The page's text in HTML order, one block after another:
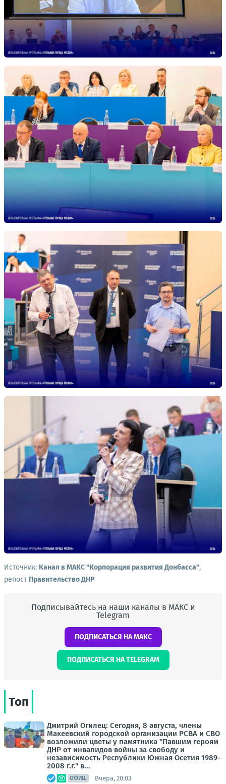
Источник: Канал в МАКС "Корпорация развития Донбасса",
репост Правительство ДНР
Подписывайтесь на наши каналы в МАКС и
Telegram
ПОДПИСАТЬСЯ НА МАКС
ПОДПИСАТЬСЯ НА TELEGRAM
Топ
Дмитрий Огилец: Сегодня, 8 августа, члены
Макеевский городской организации РСВА и СВО
возложили цветы у памятника "Павшим героям
ДНР от инвалидов войны за свободу и
независимость Республики Южная Осетия 1989-
2008 г.г." в...
ОФИЦ. Вчера, 20:03